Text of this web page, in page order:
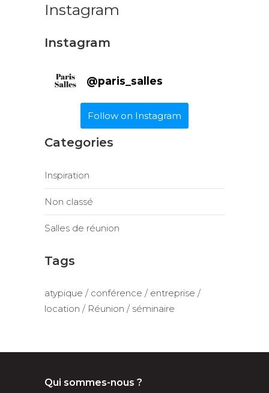
Instagram
Instagram
@paris_salles
Follow on Instagram
Categories
Inspiration
Non classé
Salles de réunion
Tags
atypique conférence
entreprise
location
Réunion séminaire
Qui sommes-nous ?